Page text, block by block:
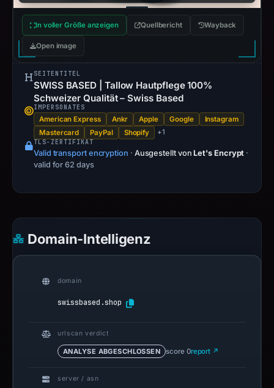
In voller Größe anzeigen Quellbericht Wayback
Open image
SEITENTITEL
SWISS BASED | Tallow Hautpflege 100%
Schweizer Qualität – Swiss Based
IMPERSONATES
American Express Ankr Apple Google
Instagram
Mastercard
PayPal Shopify +1
TLS-ZERTIFIKAT
Valid transport encryption · Ausgestellt vonLet's Encrypt ·
valid for 62 days
Domain-Intelligenz
domain
swissbased.shop
urlscan verdict
ANALYSE ABGESCHLOSSEN score 0report ↗
server / asn